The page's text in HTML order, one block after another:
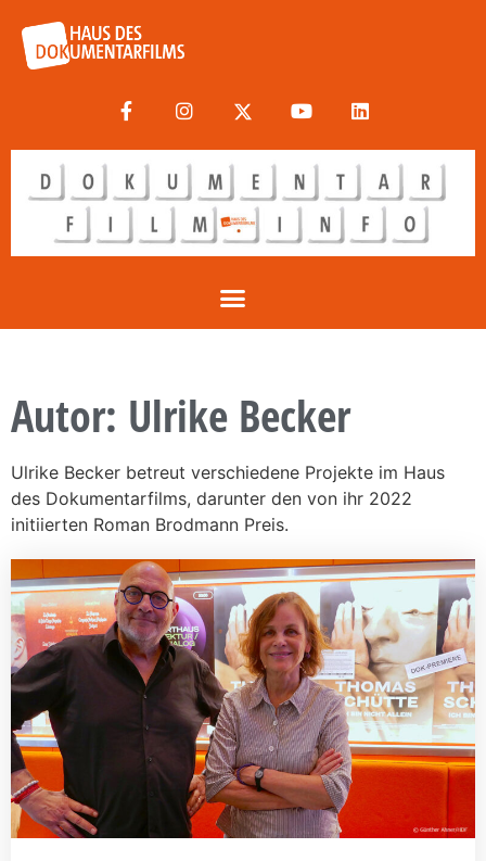
Autor: Ulrike Becker
Ulrike Becker betreut verschiedene Projekte im Haus
des Dokumentarfilms, darunter den von ihr 2022
initiierten Roman Brodmann Preis.